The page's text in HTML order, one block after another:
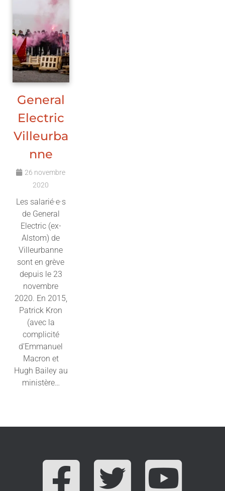
General
Electric
Villeurba
nne
26 novembre
2020
Les salarié·e·s
de General
Electric (ex-
Alstom) de
Villeurbanne
sont en grève
depuis le 23
novembre
2020. En 2015,
Patrick Kron
(avec la
complicité
d’Emmanuel
Macron et
Hugh Bailey au
ministère…